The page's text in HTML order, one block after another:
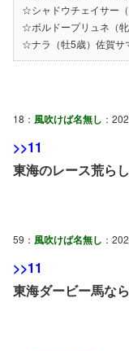
☆シャドウチェイサー
☆ボルドープリュネ（
☆ナラ（牡5歳）佐賀サ
18： 風吹けば名無し ：
>>11
東海のレース荒ら
59： 風吹けば名無し ：
>>11
東海ダービー馬な